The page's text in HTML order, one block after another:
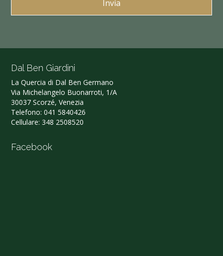
Dal Ben Giardini
La Quercia di Dal Ben Germano‎
Via Michelangelo Buonarroti, 1/A
30037 Scorzé, Venezia
Telefono:041 5840426
Cellulare:348 2508520
Facebook